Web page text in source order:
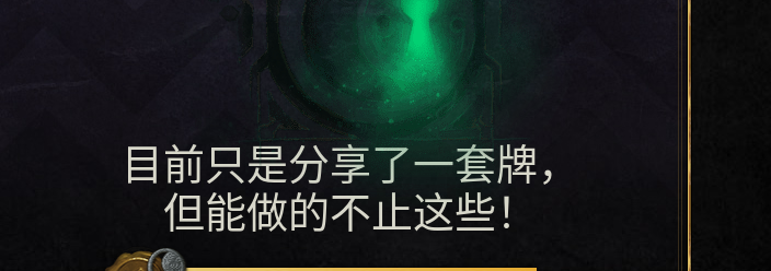
目前只是分享了一套牌，
但能做的不止这些！